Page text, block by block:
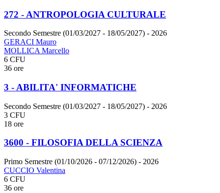
272 - ANTROPOLOGIA CULTURALE
Secondo Semestre (01/03/2027 - 18/05/2027) - 2026
GERACI Mauro
MOLLICA Marcello
6 CFU
36 ore
3 - ABILITA' INFORMATICHE
Secondo Semestre (01/03/2027 - 18/05/2027) - 2026
3 CFU
18 ore
3600 - FILOSOFIA DELLA SCIENZA
Primo Semestre (01/10/2026 - 07/12/2026) - 2026
CUCCIO Valentina
6 CFU
36 ore